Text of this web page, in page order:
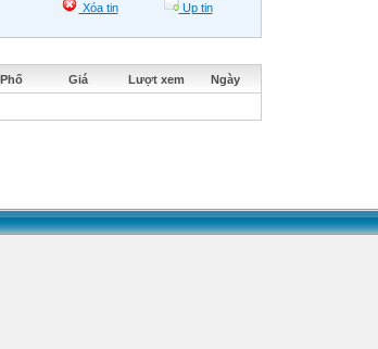
Xóa tin
Up tin
Giá Lượt xem Ngày